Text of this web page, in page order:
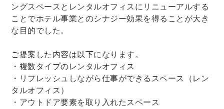
ングスペースとレンタルオフィスにリニューアルする
ことでホテル事業とのシナジー効果を得ることが大き
な目的でした。
ご提案した内容は以下になります。
・複数タイプのレンタルオフィス
・リフレッシュしながら仕事ができるスペース（レン
タルオフィス）
・アウトドア要素を取り入れたスペース